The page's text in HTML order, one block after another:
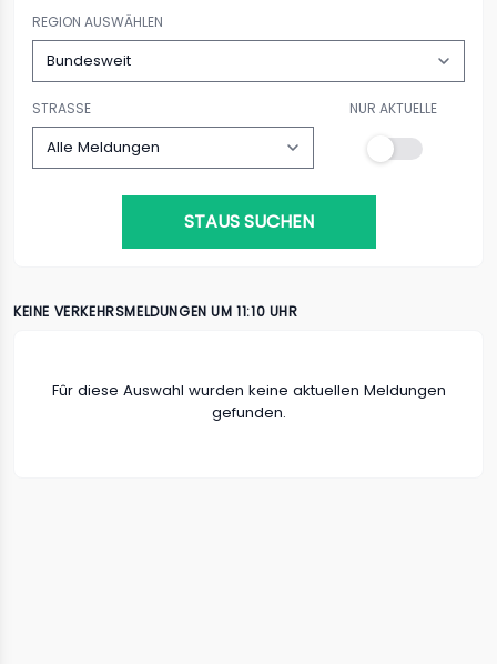
REGION AUSWÄHLEN
STRASSE NUR AKTUELLE
STAUS SUCHEN
KEINE VERKEHRSMELDUNGEN UM 11:10 UHR
Fûr diese Auswahl wurden keine aktuellen Meldungen
gefunden.